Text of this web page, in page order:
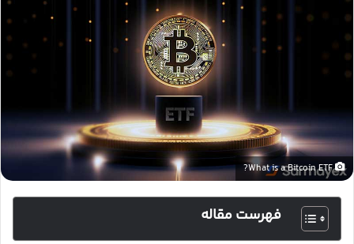
What is a Bitcoin ETF?
فهرست مقاله